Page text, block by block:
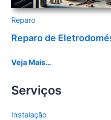
Reparo
Reparo de
Veja Mais…
Serviços
Instalação